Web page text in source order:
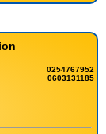
0254767952
0603131185